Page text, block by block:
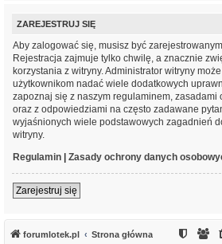
ZAREJESTRUJ SIĘ
Aby zalogować się, musisz być
Rejestracja zajmuje tylko chwilę, a znacznie
korzystania z witryny. Administrator witryny
użytkownikom nadać wiele dodatkowych
zapoznaj się z naszym regulaminem, zasadami
oraz z odpowiedziami na często zadawane
wyjaśnionych wiele podstawowych zagadnień
witryny.
Regulamin
Zasady ochrony danych
Zarejestruj się
forumlotek.pl Strona główna